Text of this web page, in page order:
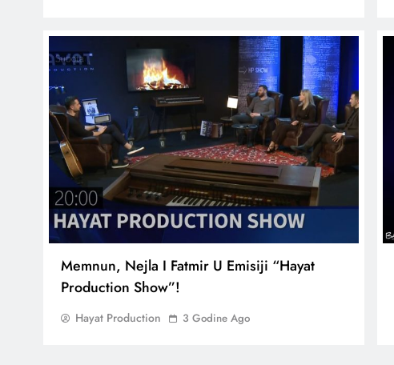
Memnun, Nejla I Fatmir U Emisiji “Hayat
Production Show”!
Hayat Production 3 Godine Ago